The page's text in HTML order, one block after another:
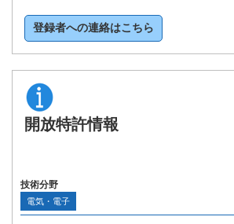
登録者への連絡はこちら
開放特許情報
技術分野
電気・電子